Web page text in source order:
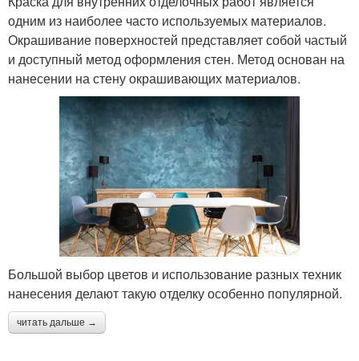
одним из наиболее часто используемых материалов.
Окрашивание поверхностей представляет собой частый
и доступный метод оформления стен. Метод основан на
нанесении на стену окрашивающих материалов.
Большой выбор цветов и использование разных техник
нанесения делают такую отделку особенно популярной.
читать дальше →